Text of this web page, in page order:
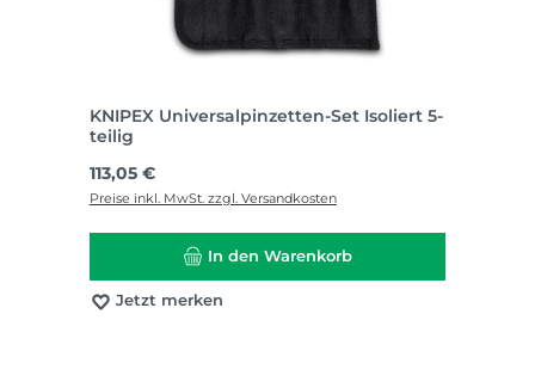
KNIPEX Universalpinzetten-Set Isoliert 5-
teilig
Regulärer Preis:
113,05 €
Preise inkl. MwSt. zzgl. Versandkosten
In den Warenkorb
Jetzt merken